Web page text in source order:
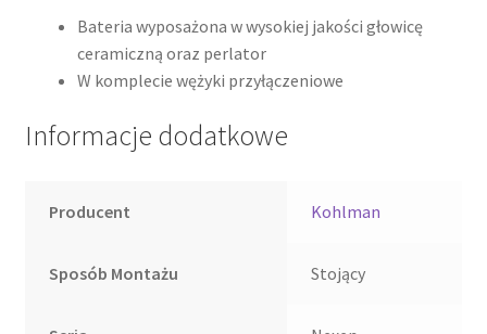
Bateria wyposażona w wysokiej jakości głowicę
ceramiczną oraz perlator
W komplecie wężyki przyłączeniowe
Informacje dodatkowe
Producent Kohlman
Sposób Montażu Stojący